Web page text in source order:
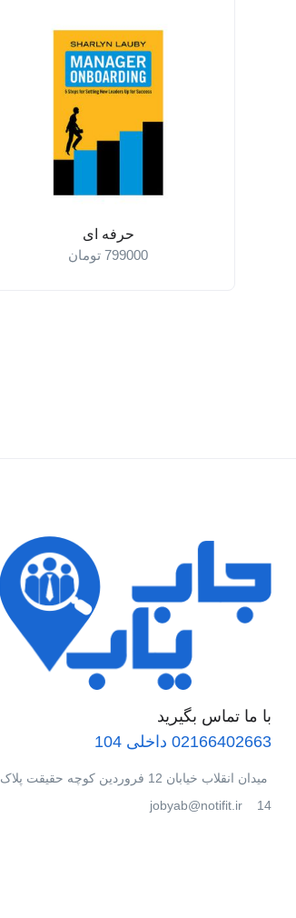
حرفه ای
799000 تومان
با ما تماس بگیرید
02166402663 داخلی 104
میدان انقلاب خیابان 12 فروردین کوچه حقیقت پلاک
14 jobyab@notifit.ir